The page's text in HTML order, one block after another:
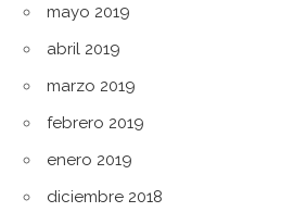
mayo 2019
abril 2019
marzo 2019
febrero 2019
enero 2019
diciembre 2018